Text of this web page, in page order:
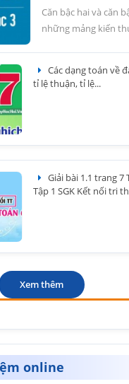
Căn bậc hai và căn
những mảng kiến
Các dạng toán về
tỉ lệ thuận, tỉ lệ...
Giải bài 1.1 trang 7
Tập 1 SGK Kết nối tri
Xem thêm
online